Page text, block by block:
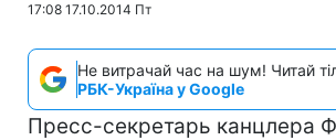
17:08 17.10.2014 Пт
Не витрачай час на шум! Читай
РБК-Україна у Google
Пресс-секретарь канцлера